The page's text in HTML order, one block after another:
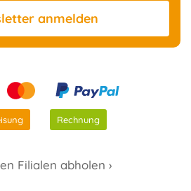
anmelden
Rechnung
Filialen abholen ›